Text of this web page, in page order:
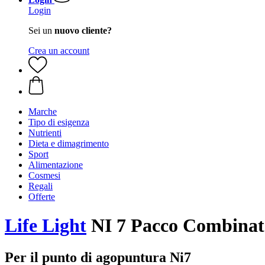
Login
Sei un nuovo cliente?
Crea un account
Marche
Tipo di esigenza
Nutrienti
Dieta e dimagrimento
Sport
Alimentazione
Cosmesi
Regali
Offerte
Life Light NI 7 Pacco
Per il punto di agopuntura Ni7